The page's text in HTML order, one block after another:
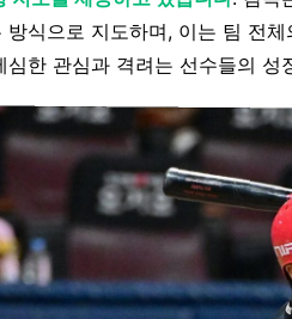
방식으로 지도하며, 이는 팀 전
심한 관심과 격려는 선수들의 성